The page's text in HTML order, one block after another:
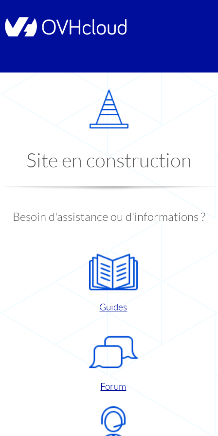
Site en construction
Besoin d'assistance ou d'informations ?
Guides
Forum